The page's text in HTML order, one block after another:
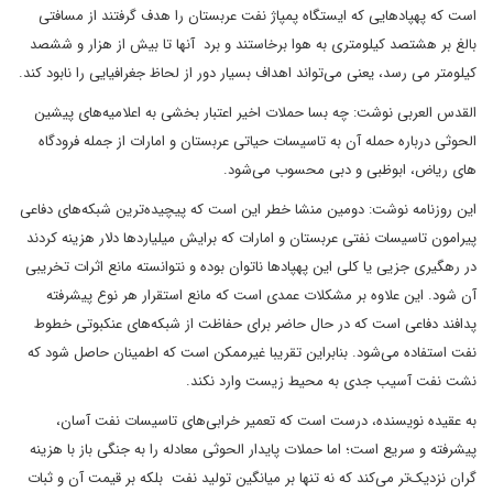
است که پهپادهایی که ایستگاه پمپاژ نفت عربستان را هدف گرفتند از مسافتی
بالغ بر هشتصد کیلومتری به هوا برخاستند و برد آنها تا بیش از هزار و ششصد
کیلومتر می رسد، یعنی می‌تواند اهداف بسیار دور از لحاظ جغرافیایی را نابود کند.
القدس العربی نوشت: چه بسا حملات اخیر اعتبار بخشی به اعلامیه‌های پیشین
الحوثی درباره حمله آن به تاسیسات حیاتی عربستان و امارات از جمله فرودگاه
های ریاض، ابوظبی و دبی محسوب می‌شود.
این روزنامه نوشت: دومین منشا خطر این است که پیچیده‌ترین شبکه‌های دفاعی
پیرامون تاسیسات نفتی عربستان و امارات که برایش میلیاردها دلار هزینه کردند
در رهگیری جزیی یا کلی این پهپادها ناتوان بوده و نتوانسته مانع اثرات تخریبی
آن شود. این علاوه بر مشکلات عمدی است که مانع استقرار هر نوع پیشرفته
پدافند دفاعی است که در حال حاضر برای حفاظت از شبکه‌های عنکبوتی خطوط
نفت استفاده می‌شود. بنابراین تقریبا غیرممکن است که اطمینان حاصل شود که
نشت نفت آسیب جدی به محیط زیست وارد نکند.
به عقیده نویسنده، درست است که تعمیر خرابی‌های تاسیسات نفت آسان،
پیشرفته و سریع است؛ اما حملات پایدار الحوثی معادله را به جنگی باز با هزینه
گران نزدیک‌تر می‌کند که نه تنها بر میانگین تولید نفت بلکه بر قیمت آن و ثبات